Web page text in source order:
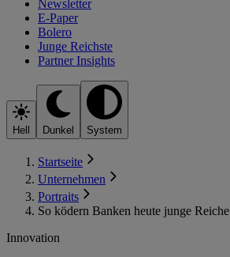
Newsletter
E-Paper
Bolero
Junge Reichste
Partner Insights
Hell Dunkel System
Startseite
Unternehmen
Portraits
So ködern Banken heute junge Reiche
Innovation